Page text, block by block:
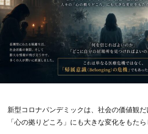
新型コロナパンデミックは、社会の価値観
「心の拠りどころ」にも大きな変化をもたら